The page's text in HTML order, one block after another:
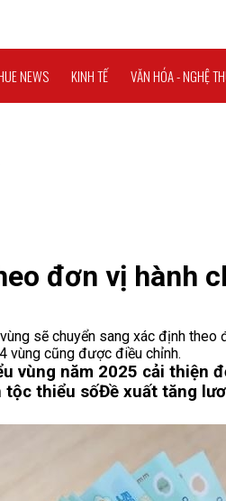
NEWS KINH TẾ VĂN HÓA - NGHỆ
đơn vị hành
sẽ chuyển sang xác định theo
vùng cũng được điều chỉnh.
vùng năm 2025 cải thiện
tộc thiểu sốĐề xuất tăng